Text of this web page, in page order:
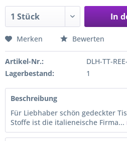
In
Merken Bewerten
Artikel-Nr.:
DLH-TT-
Lagerbestand:
1
Beschreibung
Für Liebhaber schön gedeckter
Stoffe ist die italieneische Firma...